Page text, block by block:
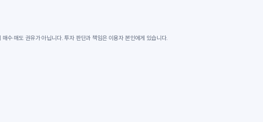
수·매도 권유가 아닙니다. 투자 판단과 책임은 이용자 본인에게 있습니다.